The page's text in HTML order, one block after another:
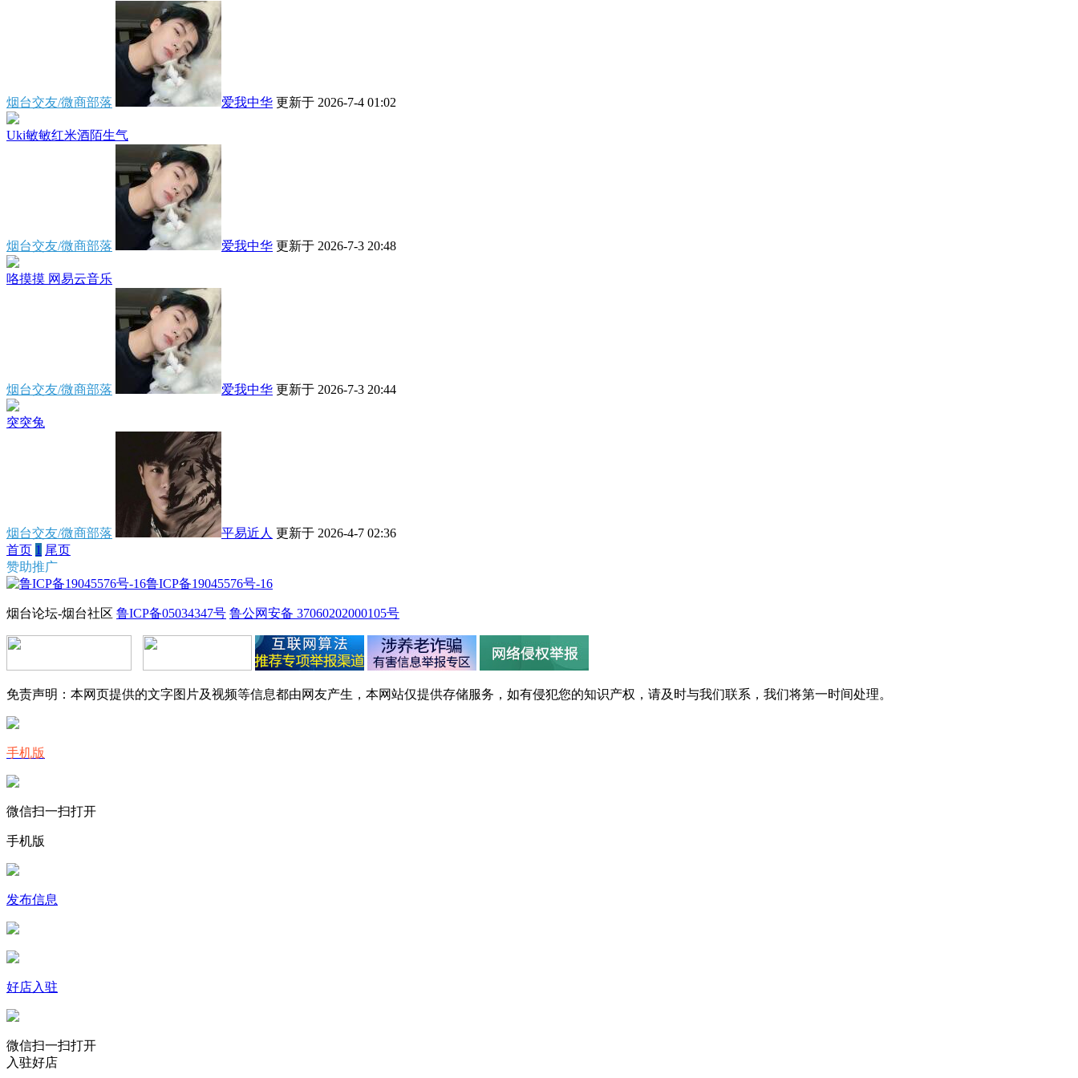
烟台交友/微商部落 爱我中华 更新于 2026-7-4 01:02
Uki敏敏红米酒陌生气
烟台交友/微商部落 爱我中华 更新于 2026-7-3 20:48
咯摸摸 网易云音乐
烟台交友/微商部落 爱我中华 更新于 2026-7-3 20:44
突突兔
烟台交友/微商部落 平易近人 更新于 2026-4-7 02:36
首页 1 尾页
赞助推广
鲁ICP备19045576号-16
烟台论坛-烟台社区 鲁ICP备05034347号 鲁公网安备 37060202000105号
免责声明：本网页提供的文字图片及视频等信息都由网友产生，本网站仅提供存储服务，如有侵犯您的知识产权，请及时与我们联系，我们将第一时间处理。
手机版
微信扫一扫打开
手机版
发布信息
好店入驻
微信扫一扫打开
入驻好店